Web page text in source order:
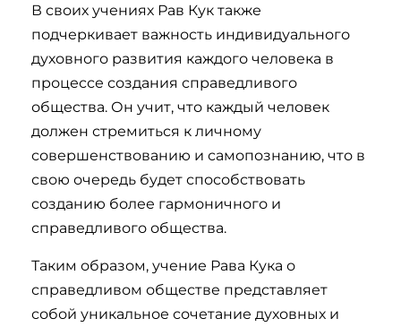
В своих учениях Рав Кук также
подчеркивает важность индивидуального
духовного развития каждого человека в
процессе создания справедливого
общества. Он учит, что каждый человек
должен стремиться к личному
совершенствованию и самопознанию, что в
свою очередь будет способствовать
созданию более гармоничного и
справедливого общества.
Таким образом, учение Рава Кука о
справедливом обществе представляет
собой уникальное сочетание духовных и